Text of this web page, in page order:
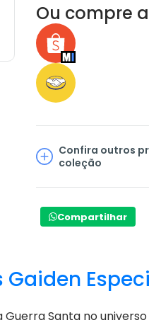
Ou compre
Confira outros
coleção
Compartilhar
Gaiden
Santa no